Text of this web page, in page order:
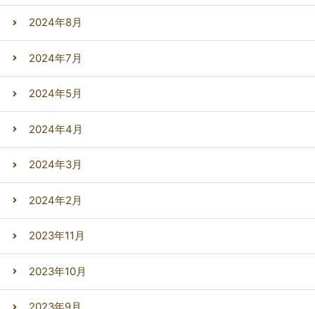
2024年8月
2024年7月
2024年5月
2024年4月
2024年3月
2024年2月
2023年11月
2023年10月